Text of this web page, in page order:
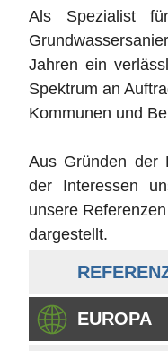
Als Spezialist
Jahren ein
Spektrum an
Kommunen und
Aus Gründen der
der Interessen
unsere
dargestellt.
EUROPA